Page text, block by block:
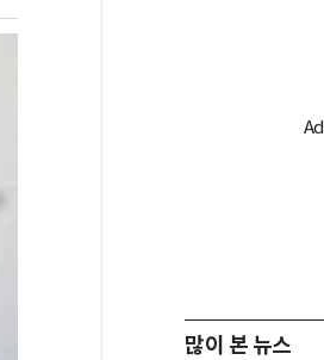
많이 본 뉴스